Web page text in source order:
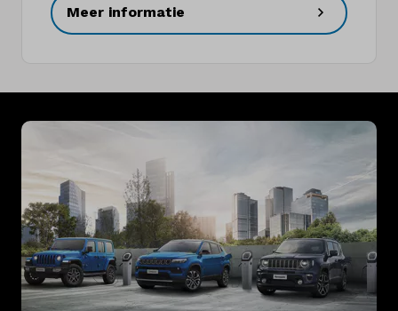
Meer informatie